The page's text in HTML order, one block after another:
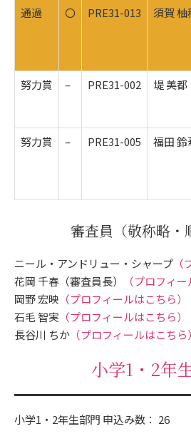
通過
〇 PRE31-013 須賀 柚
努力賞
– PRE31-002 堤 美都
努力賞
– PRE31-005 福田 鈴
審査員 （敬称略・
ニール・アンドリュー・シャープ（
花岡 千春（審査員長）
（プロフィ
岡野 宏映 （プロフィールはこちら）
石毛 智実（プロフィールはこちら）
長谷川 ちか（プロフィールはこちら）
小学1・2年
小学1・2年生部門 申込み数： 26